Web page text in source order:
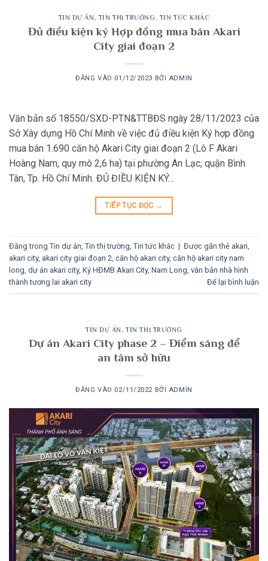
TIN DỰ ÁN , TIN THỊ TRƯỜNG, TIN TỨC KHÁC
Đủ điều kiện ký Hợp đồng mua bán Akari
City giai đoạn 2
ĐĂNG VÀO 01/12/2023 BỞI ADMIN
Văn bản số 18550/SXD-PTN&TTBĐS ngày 28/11/2023 của
Sở Xây dựng Hồ Chí Minh về việc đủ điều kiện Ký hợp đồng
mua bán 1.690 căn hộ Akari City giai đoạn 2 (Lô F Akari
Hoàng Nam, quy mô 2,6 ha) tại phường An Lạc, quận Bình
Tân, Tp. Hồ Chí Minh. ĐỦ ĐIỀU KIỆN KÝ…
TIẾP TỤC ĐỌC →
Đăng trong Tin dự án Tin thị trường Tin tức khác | Được gắn thẻ akari
akari city, akari city giai đoạn 2 căn hộ akari city, căn hộ akari city nam
long dự án akari city, Ký HĐMB Akari City, Nam Long văn bản nhà hình
thành tương lai akari city
Để lại bình luận
TIN DỰ ÁN ,TIN THỊ TRƯỜNG
Dự án Akari City phase 2 – Điểm sáng để
an tâm sở hữu
ĐĂNG VÀO 02/11/2022 BỞI ADMIN